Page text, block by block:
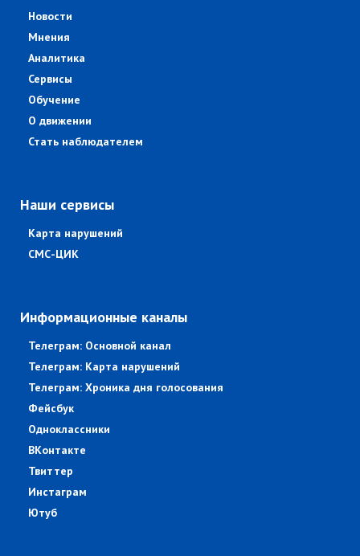
Новости
Мнения
Аналитика
Сервисы
Обучение
О движении
Стать наблюдателем
Наши сервисы
Карта нарушений
СМС-ЦИК
Информационные каналы
Телеграм: Основной канал
Телеграм: Карта нарушений
Телеграм: Хроника дня голосования
Фейсбук
Одноклассники
ВКонтакте
Твиттер
Инстаграм
Ютуб